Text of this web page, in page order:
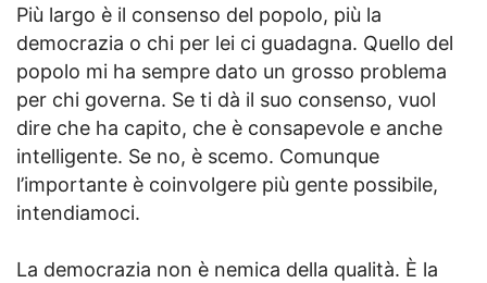
Più largo è il consenso del popolo, più la
democrazia o chi per lei ci guadagna. Quello del
popolo mi ha sempre dato un grosso problema
per chi governa. Se ti dà il suo consenso, vuol
dire che ha capito, che è consapevole e anche
intelligente. Se no, è scemo. Comunque
l’importante è coinvolgere più gente possibile,
intendiamoci.
La democrazia non è nemica della qualità. È la